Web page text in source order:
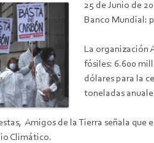
25 de Junio de
Banco Mundial:
La organización
fósiles: 6.600
dólares para la
toneladas
Amigos de la Tierra señala
Climático.